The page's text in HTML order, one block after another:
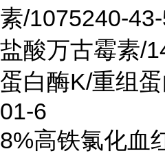
素/1075240-
盐酸万古霉素/
蛋白酶K/重组
01-6
8%高铁氯化血